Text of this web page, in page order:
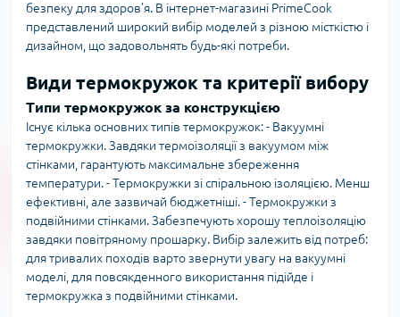
безпеку для здоров’я. В інтернет-магазині PrimeCook
представлений широкий вибір моделей з різною місткістю і
дизайном, що задовольнять будь-які потреби.
Види термокружок та критерії вибору
Типи термокружок за конструкцією
Існує кілька основних типів термокружок: - Вакуумні
термокружки. Завдяки термоізоляції з вакуумом між
стінками, гарантують максимальне збереження
температури. - Термокружки зі спіральною ізоляцією. Менш
ефективні, але зазвичай бюджетніші. - Термокружки з
подвійними стінками. Забезпечують хорошу теплоізоляцію
завдяки повітряному прошарку. Вибір залежить від потреб:
для тривалих походів варто звернути увагу на вакуумні
моделі, для повсякденного використання підійде і
термокружка з подвійними стінками.